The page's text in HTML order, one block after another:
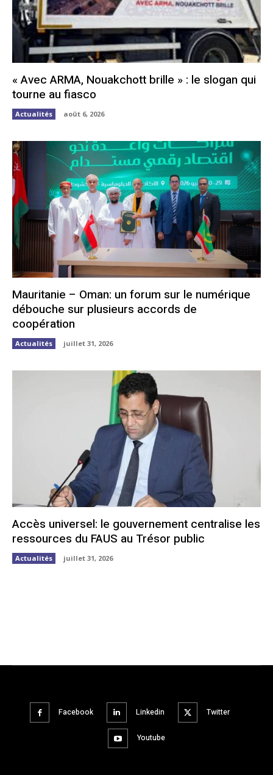
« Avec ARMA, Nouakchott brille » : le slogan qui
tourne au fiasco
Actualités août 6, 2026
Mauritanie – Oman: un forum sur le numérique
débouche sur plusieurs accords de
coopération
Actualités juillet 31, 2026
Accès universel: le gouvernement centralise les
ressources du FAUS au Trésor public
Actualités juillet 31, 2026
Facebook Linkedin Twitter
Youtube